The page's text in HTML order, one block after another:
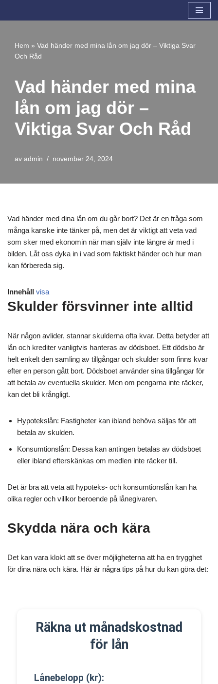
innehåll
Hem » Vad händer med mina lån om jag dör – Viktiga Svar
Och Råd
Vad händer med mina
lån om jag dör –
Viktiga Svar Och Råd
av admin november 24, 2024
Vad händer med dina lån om du går bort? Det är en fråga som
många kanske inte tänker på, men det är viktigt att veta vad
som sker med ekonomin när man själv inte längre är med i
bilden. Låt oss dyka in i vad som faktiskt händer och hur man
kan förbereda sig.
Innehåll visa
Skulder försvinner inte alltid
När någon avlider, stannar skulderna ofta kvar. Detta betyder att
lån och krediter vanligtvis hanteras av dödsboet. Ett dödsbo är
helt enkelt den samling av tillgångar och skulder som finns kvar
efter en person gått bort. Dödsboet använder sina tillgångar för
att betala av eventuella skulder. Men om pengarna inte räcker,
kan det bli krångligt.
Hypotekslån: Fastigheter kan ibland behöva säljas för att
betala av skulden.
Konsumtionslån: Dessa kan antingen betalas av dödsboet
eller ibland efterskänkas om medlen inte räcker till.
Det är bra att veta att hypoteks- och konsumtionslån kan ha
olika regler och villkor beroende på lånegivaren.
Skydda nära och kära
Det kan vara klokt att se över möjligheterna att ha en trygghet
för dina nära och kära. Här är några tips på hur du kan göra det:
Räkna ut månadskostnad
för lån
Lånebelopp (kr):